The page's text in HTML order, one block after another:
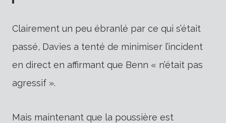
Clairement un peu ébranlé par ce qui s’était
passé, Davies a tenté de minimiser l’incident
en direct en affirmant que Benn « n’était pas
agressif ».
Mais maintenant que la poussière est